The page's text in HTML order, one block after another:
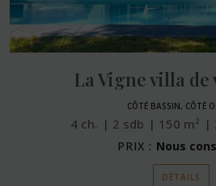
La Vigne villa de
CÔTÉ BASSIN, CÔTÉ
4 ch. 2 sdb 150 m²
PRIX : Nous
DÉTAILS